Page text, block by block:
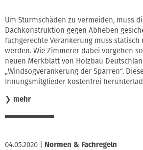
Um Sturmschäden zu vermeiden, muss
Dachkonstruktion gegen Abheben
fachgerechte Verankerung muss statisch
werden. Wie Zimmerer dabei vorgehen
neuen Merkblatt von Holzbau
„Windsogverankerung der Sparren“.
Innungsmitglieder kostenfrei
❯ mehr
04.05.2020 Normen & Fachregeln